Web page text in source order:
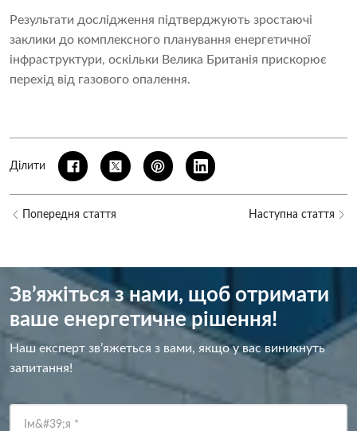
Результати дослідження підтверджують зростаючі
заклики до комплексного планування енергетичної
інфраструктури, оскільки Велика Британія прискорює
перехід від газового опалення.
Ділити
Попередня стаття Наступна стаття
Зв’яжіться з нами, щоб отримати
ваше енергетичне рішення!
Наш експерт зв’яжеться з вами, якщо у вас виникнуть
запитання!
Ім&#39;я *